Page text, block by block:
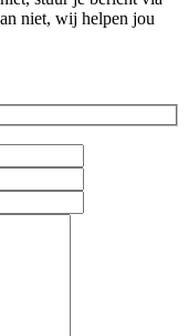
niet, wij helpen jou